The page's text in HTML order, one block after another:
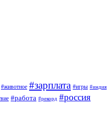
#животное #зарплата #игры #индия
#работа #рекорд #россия